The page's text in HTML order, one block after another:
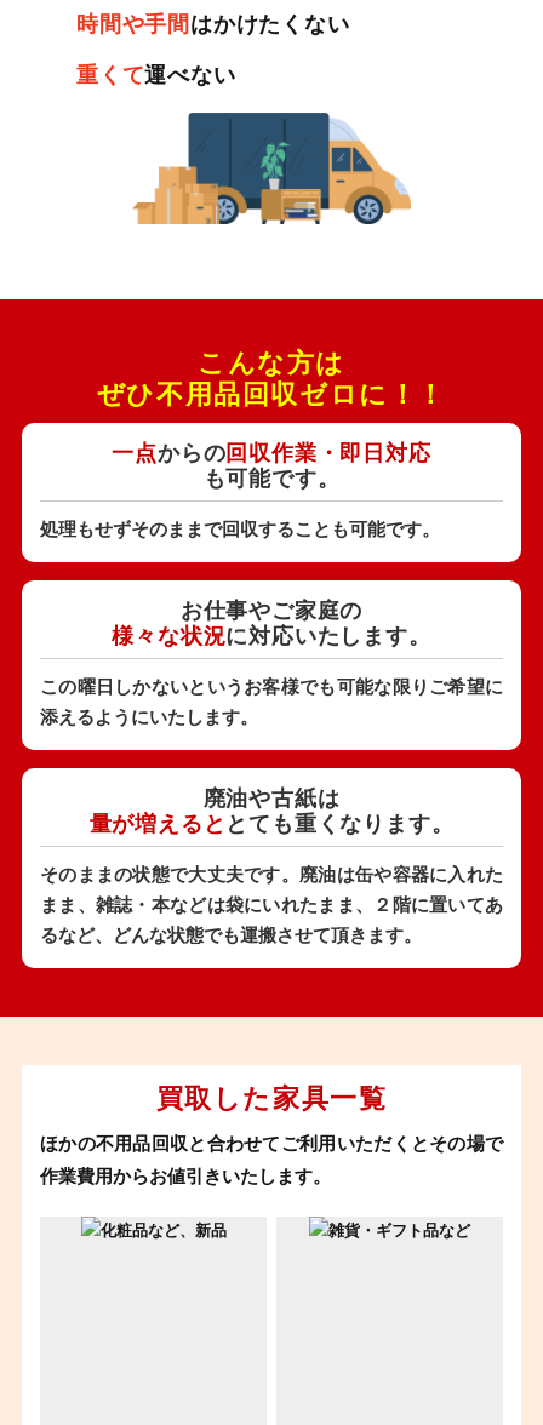
時間や手間 はかけたくない
重くて運べない
こんな方は
ぜひ不用品回収ゼロに！！
一点からの回収作業・即日対応
も可能です。
処理もせずそのままで回収することも可能です。
お仕事やご家庭の
様々な状況に対応いたします。
この曜日しかないというお客様でも可能な限りご希望に
添えるようにいたします。
廃油や古紙は
量が増えると とても重くなります。
そのままの状態で大丈夫です。廃油は缶や容器に入れた
まま、雑誌・本などは袋にいれたまま、２階に置いてあ
るなど、どんな状態でも運搬させて頂きます。
買取した家具一覧
ほかの不用品回収と合わせてご利用いただくとその場で
作業費用からお値引きいたします。